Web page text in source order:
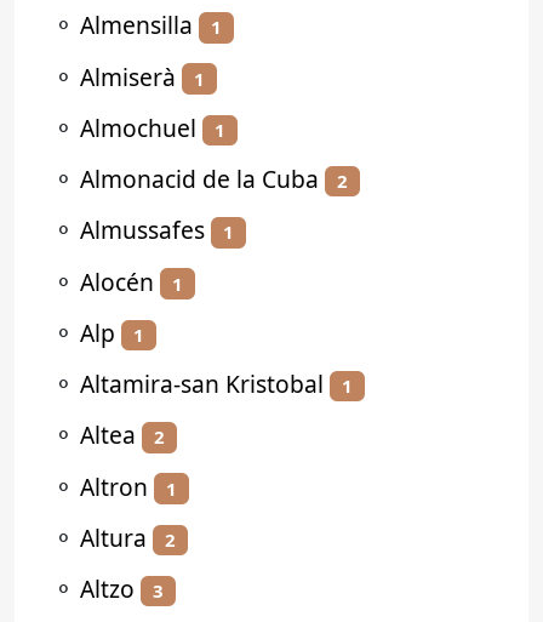
⚬ Almensilla 1
⚬ Almiserà 1
⚬ Almochuel 1
⚬ Almonacid de la Cuba 2
⚬ Almussafes 1
⚬ Alocén 1
⚬ Alp 1
⚬ Altamira-san Kristobal 1
⚬ Altea 2
⚬ Altron 1
⚬ Altura 2
⚬ Altzo 3